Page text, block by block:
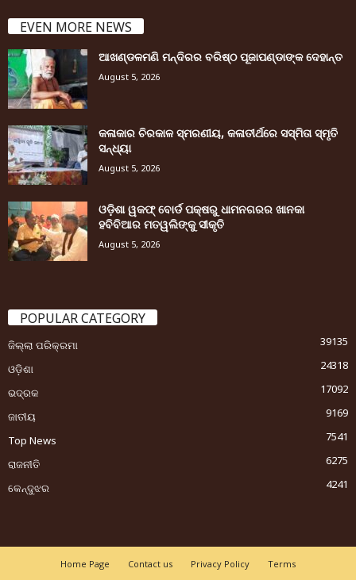
EVEN MORE NEWS
ଆଖଣ୍ଡଳମଣି ମନ୍ଦିରର ବରିଷ୍ଠ ପୂଜାପଣ୍ଡାଙ୍କ ଦେହାନ୍ତ
August 5, 2026
କଳାକାର ଚିରକାଳ ସ୍ମରଣୀୟ, କଳାତୀର୍ଥରେ ସସ୍ମିତା ସ୍ମୃତି
ସନ୍ଧ୍ୟା
August 5, 2026
ଓଡ଼ିଶା ୱକଫ୍ ବୋର୍ଡ ପକ୍ଷରୁ ଧାମନଗରର ଖାନକା
ହବିବିଆର ମତୱଲିଙ୍କୁ ସୀକୃତି
August 5, 2026
POPULAR CATEGORY
ଜିଲ୍ଲା ପରିକ୍ରମା
39135
ଓଡ଼ିଶା
24318
ଭଦ୍ରକ
17092
ଜାତୀୟ
9169
Top News
7541
ରାଜନୀତି
6275
କେନ୍ଦୁଝର
4241
Home Page Contact us Privacy Policy Terms